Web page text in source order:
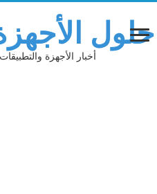
حلول
أخبار الأجهزة